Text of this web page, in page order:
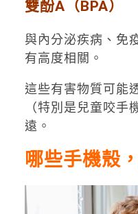
雙酚A（BPA）
與內分泌疾病、免
有高度相關。
這些有害物質可能
（特別是兒童咬手
遠。
哪些手機殼